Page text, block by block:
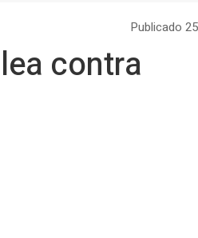
Publicado
contra